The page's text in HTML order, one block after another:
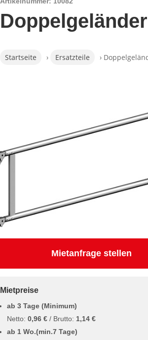
Startseite › Ersatzteile ›
Mietanfrage stellen
Mietpreise
ab 3 Tage (Minimum)
Netto:0,96 € / Brutto: 1,14 €
ab 1 Wo.(min.7 Tage)